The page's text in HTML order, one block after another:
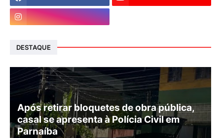
DESTAQUE
Após retirar bloquetes de obra pública,
casal se apresenta à Polícia Civil em
Parnaíba